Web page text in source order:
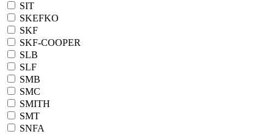
SIT
SKEFKO
SKF
SKF-COOPER
SLB
SLF
SMB
SMC
SMITH
SMT
SNFA